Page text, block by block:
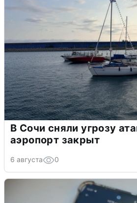
В Сочи сняли угрозу
аэропорт закрыт
6 августа 0